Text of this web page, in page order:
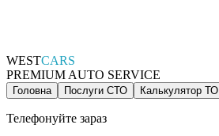
WESTCARS
PREMIUM AUTO SERVICE
Головна Послуги СТО Калькулятор ТО
Телефонуйте зараз